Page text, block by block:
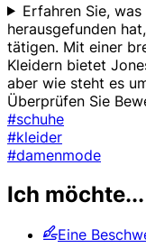
Erfahren Sie,
herausgefunden
tätigen. Mit einer
Kleidern bietet
aber wie steht es
Überprüfen Sie
#schuhe
#kleider
#damenmode
Ich möchte...
Eine